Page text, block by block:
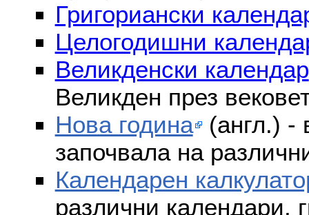
Григориански
Целогодишни
Великденски календар
Великден през
Нова година (англ.) -
започвала на
Календарен
различни календари,